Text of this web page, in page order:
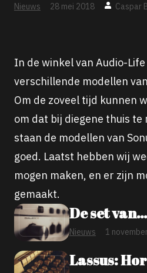
Nieuws 28 mei 2018 Caspar
In de winkel van Audio-
verschillende modellen
Om de zoveel tijd kunnen
om dat bij diegene thuis te
staan de modellen van
goed. Laatst hebben wij
mogen maken, en er zijn
gemaakt.
De set
Nieuws 1
Lassus: